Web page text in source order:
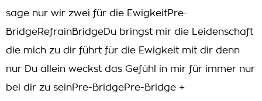
sage nur wir zwei für die EwigkeitPre-
BridgeRefrainBridgeDu bringst mir die Leidenschaft
die mich zu dir führt für die Ewigkeit mit dir denn
nur Du allein weckst das Gefühl in mir für immer nur
bei dir zu seinPre-BridgePre-Bridge +